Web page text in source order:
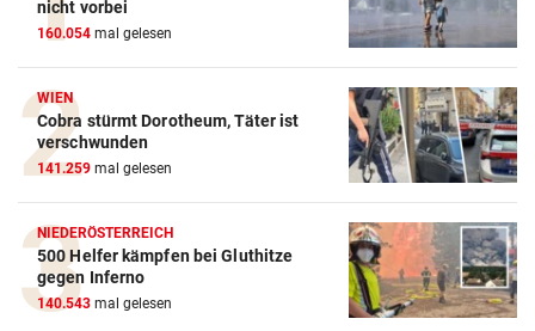
nicht vorbei
160.054 mal gelesen
WIEN
Cobra stürmt Dorotheum, Täter ist
verschwunden
141.259 mal gelesen
NIEDERÖSTERREICH
500 Helfer kämpfen bei Gluthitze
gegen Inferno
140.543 mal gelesen
Blutdruckmessgerät Vergleich
ZUM VERGLEICH